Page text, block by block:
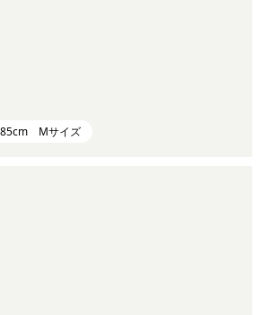
Mサイズ